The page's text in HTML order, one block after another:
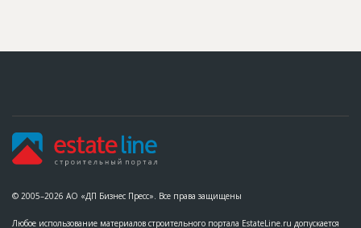
© 2005–2026 АО «ДП Бизнес Пресс». Все права защищены
Любое использование материалов строительного портала EstateLine.ru допускается